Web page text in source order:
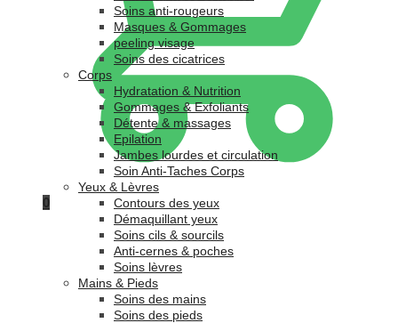
0
Soins anti-rougeurs
Masques & Gommages
peeling visage
Soins des cicatrices
Corps
Hydratation & Nutrition
Gommages & Exfoliants
Détente & massages
Epilation
Jambes lourdes et circulation
Soin Anti-Taches Corps
Yeux & Lèvres
Contours des yeux
Démaquillant yeux
Soins cils & sourcils
Anti-cernes & poches
Soins lèvres
Mains & Pieds
Soins des mains
Soins des pieds